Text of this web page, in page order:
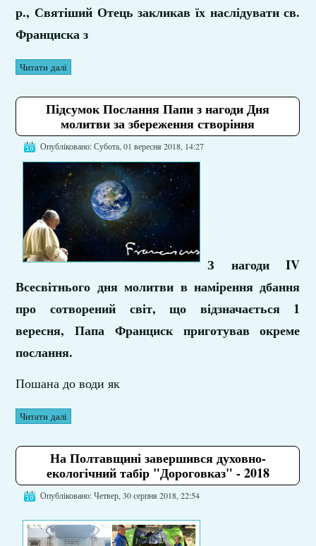
р., Святіший Отець закликав їх наслідувати св.
Франциска з
Читати далі
Підсумок Послання Папи з нагоди Дня
молитви за збереження створіння
Опубліковано: Субота, 01 вересня 2018, 14:27
З нагоди IV
Всесвітнього дня молитви в намірення дбання
про сотворений світ, що відзначається 1
вересня, Папа Франциск приготував окреме
послання.
Пошана до води як
Читати далі
На Полтавщині завершився духовно-
екологічний табір "Дороговказ" - 2018
Опубліковано: Четвер, 30 серпня 2018, 22:54